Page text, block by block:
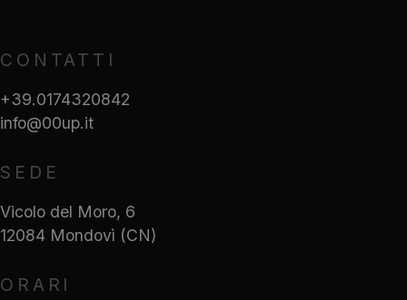
CONTATTI
+39.0174320842
info@00up.it
SEDE
Vicolo del Moro, 6
12084 Mondovì (CN)
ORARI